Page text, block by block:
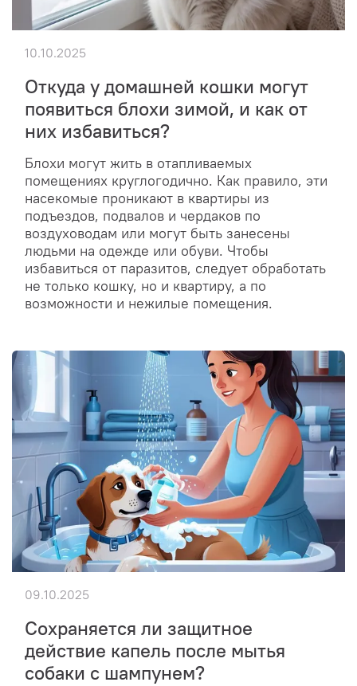
Откуда у домашней кошки могут
появиться блохи зимой, и как от
них избавиться?
Блохи могут жить в отапливаемых
помещениях круглогодично. Как правило, эти
насекомые проникают в квартиры из
подъездов, подвалов и чердаков по
воздуховодам или могут быть занесены
людьми на одежде или обуви. Чтобы
избавиться от паразитов, следует обработать
не только кошку, но и квартиру, а по
возможности и нежилые помещения.
10.10.2025
Сохраняется ли защитное
действие капель после мытья
собаки с шампунем?
09.10.2025